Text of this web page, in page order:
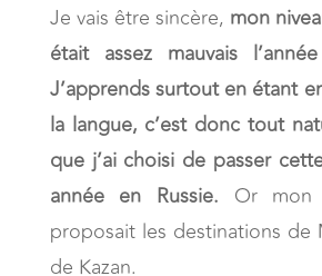
Je vais être sincère, mon
était assez mauvais
J’apprends surtout en étant
la langue, c’est donc tout
que j’ai choisi de passer
année en Russie. Or mon
proposait les destinations de
de Kazan.